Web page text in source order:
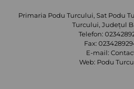
Primaria Podu Turcului, Sat Podu
Turcului, Județul
Telefon:
Fax:
E-mail:
Web: Podu